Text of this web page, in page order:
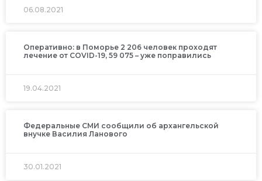
06.08.2021
Оперативно: в Поморье 2 206 человек проходят
лечение от COVID-19, 59 075 – уже поправились
19.04.2021
Федеральные СМИ сообщили об архангельской
внучке Василия Ланового
30.01.2021